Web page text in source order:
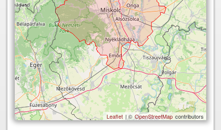
Leaflet | © OpenStreetMap contributors